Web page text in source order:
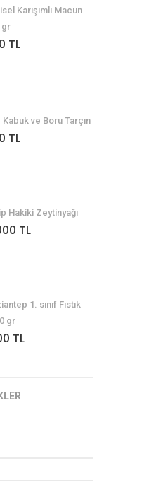
Karışımlı Macun
gr
TL
Kabuk ve Boru Tarçın
TL
Hakiki Zeytinyağı
TL
1. sınıf Fıstık
gr
TL